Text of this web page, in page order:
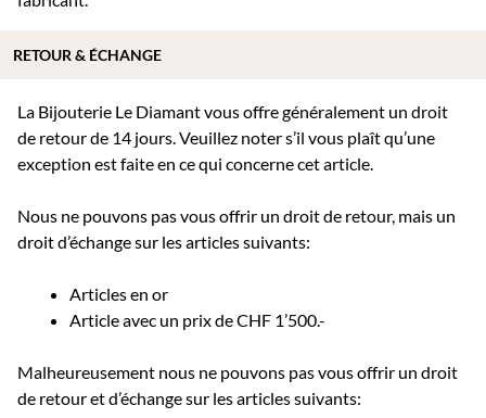
La Bijouterie Le Diamant vous offre généralement un droit
de retour de 14 jours. Veuillez noter s’il vous plaît qu’une
exception est faite en ce qui concerne cet article.
Nous ne pouvons pas vous offrir un droit de retour, mais un
droit d’échange sur les articles suivants:
Articles en or
Article avec un prix de CHF 1’500.-
Malheureusement nous ne pouvons pas vous offrir un droit
de retour et d’échange sur les articles suivants:
RETOUR & ÉCHANGE